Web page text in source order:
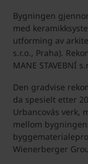
Bygningen
med
utforming av
s.r.o., Praha).
MANE STAVEBNÍ
Den gradvise
da spesielt etter
Urbancovás verk,
mellom
Wienerberger